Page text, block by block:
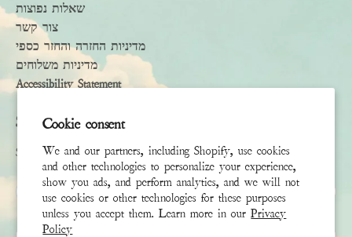
Cookie consent
We and our partners, including Shopify, use cookies
and other technologies to personalize your experience,
show you ads, and perform analytics, and we will not
use cookies or other technologies for these purposes
unless you accept them. Learn more in ourPrivacy
Policy
שאלות נפוצות
צור קשר
מדיניות החזרה והחזר כספי
מדיניות משלוחים
Accessibility Statement
Subscribe
Sign up to receive the latest news & connect with your stylist
שם פרטי
שם משפחה